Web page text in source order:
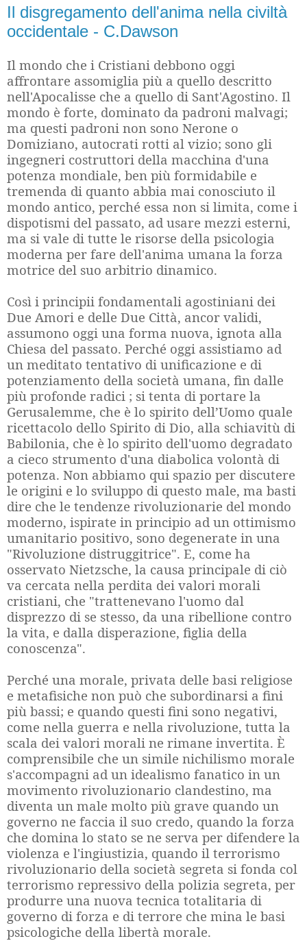
Il disgregamento dell'anima nella civiltà
occidentale - C.Dawson
Il mondo che i Cristiani debbono oggi
affrontare assomiglia più a quello descritto
nell'Apocalisse che a quello di Sant'Agostino. Il
mondo è forte, dominato da padroni malvagi;
ma questi padroni non sono Nerone o
Domiziano, autocrati rotti al vizio; sono gli
ingegneri costruttori della macchina d'una
potenza mondiale, ben più formidabile e
tremenda di quanto abbia mai conosciuto il
mondo antico, perché essa non si limita, come i
dispotismi del passato, ad usare mezzi esterni,
ma si vale di tutte le risorse della psicologia
moderna per fare dell'anima umana la forza
motrice del suo arbitrio dinamico.
Così i principii fondamentali agostiniani dei
Due Amori e delle Due Città, ancor validi,
assumono oggi una forma nuova, ignota alla
Chiesa del passato. Perché oggi assistiamo ad
un meditato tentativo di unificazione e di
potenziamento della società umana, fin dalle
più profonde radici ; si tenta di portare la
Gerusalemme, che è lo spirito dell’Uomo quale
ricettacolo dello Spirito di Dio, alla schiavitù di
Babilonia, che è lo spirito dell'uomo degradato
a cieco strumento d'una diabolica volontà di
potenza. Non abbiamo qui spazio per discutere
le origini e lo sviluppo di questo male, ma basti
dire che le tendenze rivoluzionarie del mondo
moderno, ispirate in principio ad un ottimismo
umanitario positivo, sono degenerate in una
"Rivoluzione distruggitrice". E, come ha
osservato Nietzsche, la causa principale di ciò
va cercata nella perdita dei valori morali
cristiani, che "trattenevano l'uomo dal
disprezzo di se stesso, da una ribellione contro
la vita, e dalla disperazione, figlia della
conoscenza".
Perché una morale, privata delle basi religiose
e metafisiche non può che subordinarsi a fini
più bassi; e quando questi fini sono negativi,
come nella guerra e nella rivoluzione, tutta la
scala dei valori morali ne rimane invertita. È
comprensibile che un simile nichilismo morale
s'accompagni ad un idealismo fanatico in un
movimento rivoluzionario clandestino, ma
diventa un male molto più grave quando un
governo ne faccia il suo credo, quando la forza
che domina lo stato se ne serva per difendere la
violenza e l'ingiustizia, quando il terrorismo
rivoluzionario della società segreta si fonda col
terrorismo repressivo della polizia segreta, per
produrre una nuova tecnica totalitaria di
governo di forza e di terrore che mina le basi
psicologiche della libertà morale.